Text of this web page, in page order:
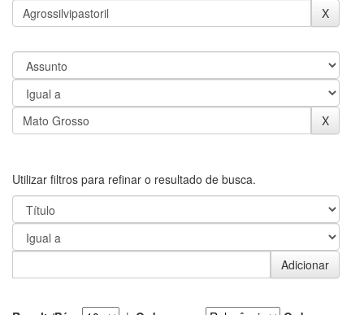
Utilizar filtros para refinar o resultado de busca.